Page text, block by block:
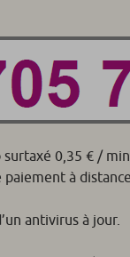
0,35 € /
à
antivirus à jour.